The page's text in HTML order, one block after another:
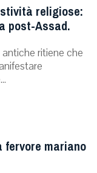
religiose:
post-Assad.
ritiene che
fervore mariano